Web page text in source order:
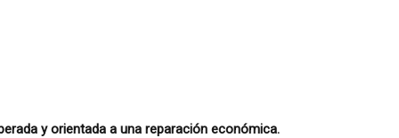
y orientada a una reparación económica.